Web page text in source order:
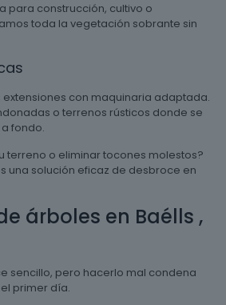
para construcción, cultivo o
toda la vegetación sobrante sin
con maquinaria adaptada.
o terrenos rústicos donde se
fondo.
terreno o eliminar tocones molestos?
una solución eficaz de desbroce en
árboles en Baélls ,
sencillo, pero hacerlo mal condena
primer día.